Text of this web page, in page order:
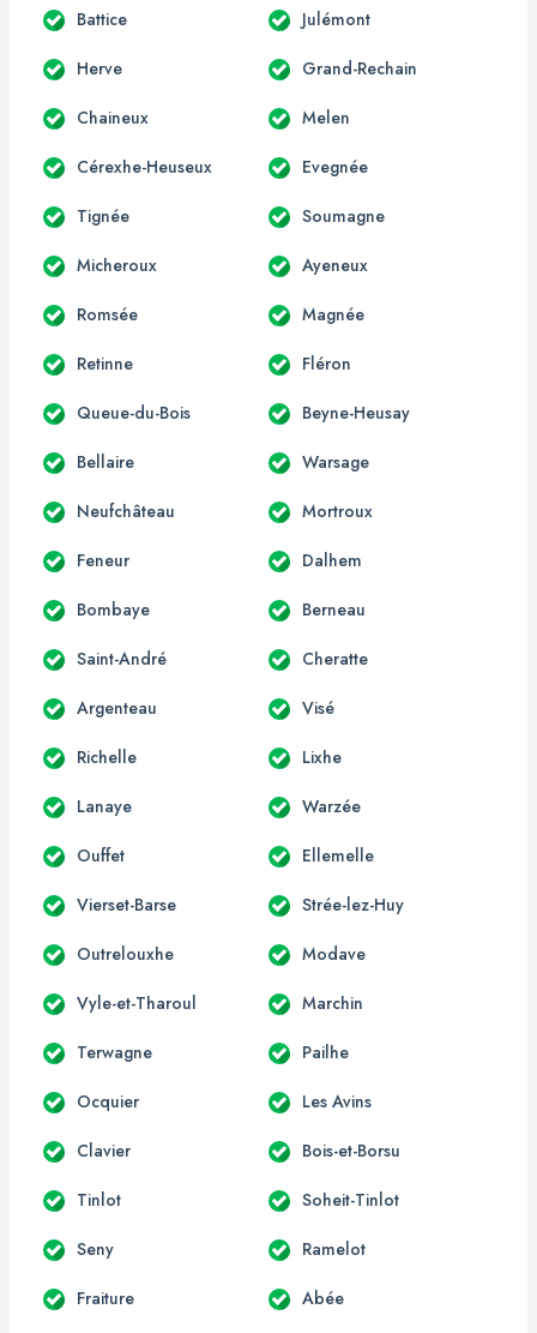
Battice Julémont
Herve Grand-Rechain
Chaineux Melen
Cérexhe-Heuseux Evegnée
Tignée Soumagne
Micheroux Ayeneux
Romsée Magnée
Retinne Fléron
Queue-du-Bois Beyne-Heusay
Bellaire Warsage
Neufchâteau Mortroux
Feneur Dalhem
Bombaye Berneau
Saint-André Cheratte
Argenteau Visé
Richelle Lixhe
Lanaye Warzée
Ouffet Ellemelle
Vierset-Barse Strée-lez-Huy
Outrelouxhe Modave
Vyle-et-Tharoul Marchin
Terwagne Pailhe
Ocquier Les Avins
Clavier Bois-et-Borsu
Tinlot Soheit-Tinlot
Seny Ramelot
Fraiture Abée